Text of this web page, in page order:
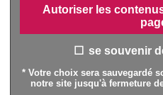
Autoriser les
se souvenir
* Votre choix sera sauvegardé
notre site jusqu'à fermeture